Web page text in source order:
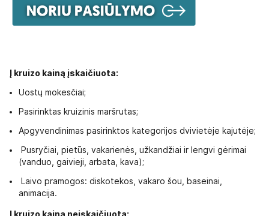
Į kruizo kainą įskaičiuota:
Uostų mokesčiai;
Pasirinktas kruizinis maršrutas;
Apgyvendinimas pasirinktos kategorijos dvivietėje kajutėje;
Pusryčiai, pietūs, vakarienės, užkandžiai ir lengvi gėrimai
(vanduo, gaivieji, arbata, kava);
Laivo pramogos: diskotekos, vakaro šou, baseinai,
animacija.
Į kruizo kainą neįskaičiuota: